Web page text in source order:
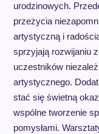
urodzinowych.
przeżycia
artystyczną i
sprzyjają rozwijaniu
uczestników
artystycznego.
stać się świetną
wspólne tworzenie
pomysłami.